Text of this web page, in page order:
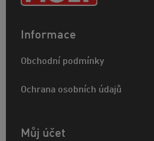
Informace
Obchodní podmínky
Ochrana osobních údajů
Můj účet